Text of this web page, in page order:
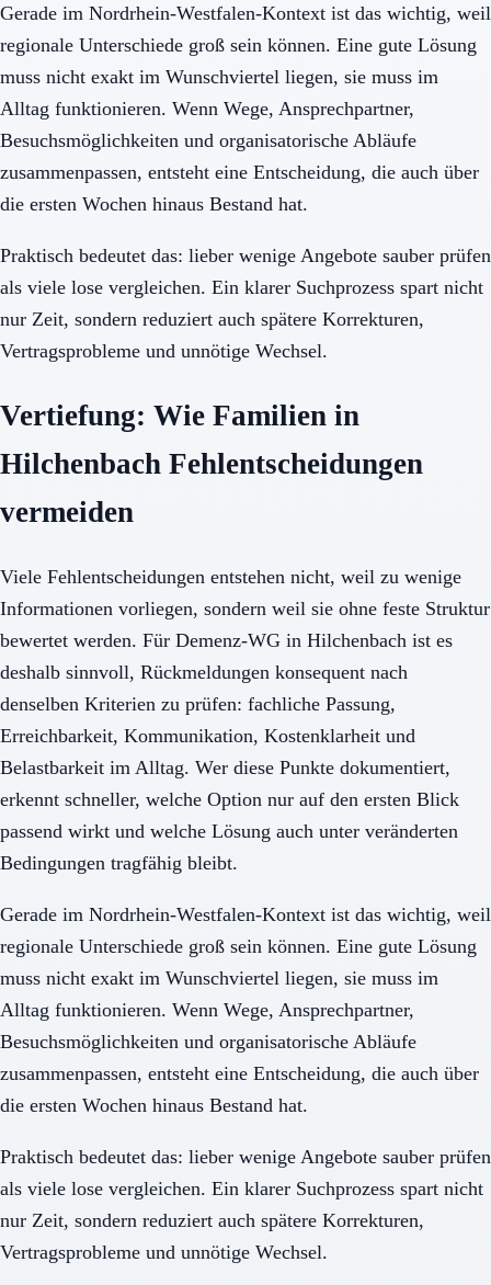
Gerade im Nordrhein-Westfalen-Kontext ist das wichtig, weil
regionale Unterschiede groß sein können. Eine gute Lösung
muss nicht exakt im Wunschviertel liegen, sie muss im
Alltag funktionieren. Wenn Wege, Ansprechpartner,
Besuchsmöglichkeiten und organisatorische Abläufe
zusammenpassen, entsteht eine Entscheidung, die auch über
die ersten Wochen hinaus Bestand hat.
Praktisch bedeutet das: lieber wenige Angebote sauber prüfen
als viele lose vergleichen. Ein klarer Suchprozess spart nicht
nur Zeit, sondern reduziert auch spätere Korrekturen,
Vertragsprobleme und unnötige Wechsel.
Vertiefung: Wie Familien in
Hilchenbach Fehlentscheidungen
vermeiden
Viele Fehlentscheidungen entstehen nicht, weil zu wenige
Informationen vorliegen, sondern weil sie ohne feste Struktur
bewertet werden. Für Demenz-WG in Hilchenbach ist es
deshalb sinnvoll, Rückmeldungen konsequent nach
denselben Kriterien zu prüfen: fachliche Passung,
Erreichbarkeit, Kommunikation, Kostenklarheit und
Belastbarkeit im Alltag. Wer diese Punkte dokumentiert,
erkennt schneller, welche Option nur auf den ersten Blick
passend wirkt und welche Lösung auch unter veränderten
Bedingungen tragfähig bleibt.
Gerade im Nordrhein-Westfalen-Kontext ist das wichtig, weil
regionale Unterschiede groß sein können. Eine gute Lösung
muss nicht exakt im Wunschviertel liegen, sie muss im
Alltag funktionieren. Wenn Wege, Ansprechpartner,
Besuchsmöglichkeiten und organisatorische Abläufe
zusammenpassen, entsteht eine Entscheidung, die auch über
die ersten Wochen hinaus Bestand hat.
Praktisch bedeutet das: lieber wenige Angebote sauber prüfen
als viele lose vergleichen. Ein klarer Suchprozess spart nicht
nur Zeit, sondern reduziert auch spätere Korrekturen,
Vertragsprobleme und unnötige Wechsel.